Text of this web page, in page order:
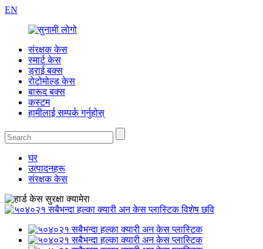
EN
संरक्षक केस
स्मार्ट केस
ड्राई बक्स
रोटोमोल्ड केस
बारूद बक्स
कस्टम
हामीलाई सम्पर्क गर्नुहोस्
घर
उत्पादनहरू
संरक्षक केस